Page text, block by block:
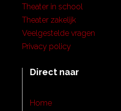
Theater in school
Theater zakelijk
Veelgestelde vragen
Privacy policy
Direct naar
Home